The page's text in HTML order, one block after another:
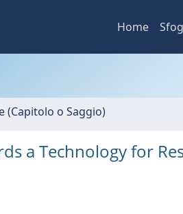
Home
(Capitolo o Saggio)
a Technology for